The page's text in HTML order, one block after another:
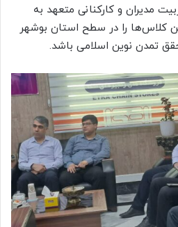
مدیران و کارکنانی متعهد به
کلاس‌ها را در سطح استان بوشهر
تمدن نوین اسلامی باشد.